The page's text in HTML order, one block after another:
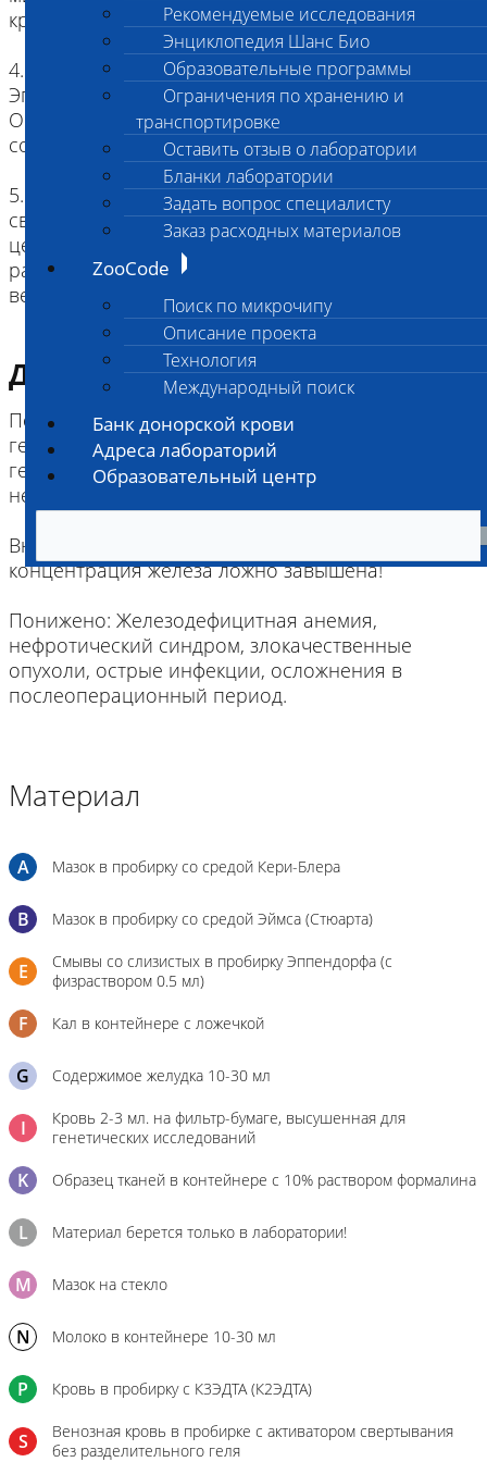
Рекомендуемые исследования
Энциклопедия Шанс Био
Образовательные программы
Ограничения по хранению и
транспортировке
Оставить отзыв о лаборатории
Бланки лаборатории
Задать вопрос специалисту
Заказ расходных материалов
ZooCode
Поиск по микрочипу
Описание проекта
Технология
Международный поиск
Банк донорской крови
Адреса лабораторий
Образовательный центр
крови.
4. Перенесите сыворотку в пробирку типа
Эппендорф, поместите ее в холодильник.
Обязательное условие – исключить воздействие
солнечного света, обогрева
5. Отделенную сыворотку, пробирки со
свернувшейся венозной кровью,
центрифугированные пробирки с
разделительным гелем храните строго
вертикально, при +4+8С.
Диагностическая информация
Повышено: гемосидероз, апластическая и
гемолитическая анемия, острый (вирусный)
гепатит, цирроз, жировая дистрофия печени,
нефрит, отравление свинцом; приём эстрогенов.
Внимание: при наличии гемолиза в пробе крови
концентрация железа ложно завышена!
Понижено: Железодефицитная анемия,
нефротический синдром, злокачественные
опухоли, острые инфекции, осложнения в
Материал
A Мазок в пробирку со средой Кери-Блера
B Мазок в пробирку со средой Эймса (Стюарта)
E
Смывы со слизистых в пробирку Эппендорфа (с
физраствором 0.5 мл)
F Кал в контейнере с ложечкой
G Содержимое желудка 10-30 мл
I
Кровь 2-3 мл. на фильтр-бумаге, высушенная для
генетических исследований
K Образец тканей в контейнере с 10% раствором формалина
L Материал берется только в лаборатории!
M Мазок на стекло
N Молоко в контейнере 10-30 мл
P Кровь в пробирку с К3ЭДТА (К2ЭДТА)
S
Венозная кровь в пробирке с активатором свертывания
без разделительного геля